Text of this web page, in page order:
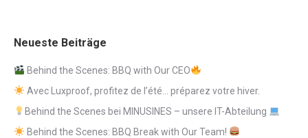
Neueste Beiträge
Behind the Scenes: BBQ with Our CEO
Avec Luxproof, profitez de l’été… préparez votre hiver.
Behind the Scenes bei MINUSINES – unsere IT-Abteilung
Behind the Scenes: BBQ Break with Our Team!